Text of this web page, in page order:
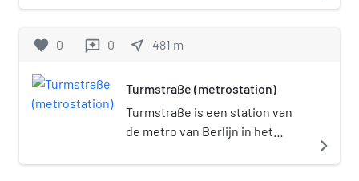
Met haar 87 meter hoge toren is
gebouw in de omgeving.
favorite 0 reviews 0 near_me 481 m
Turmstraße (metrostation)
Turmstraße is een station van
de metro van Berlijn in het
metrostation bevindt zich onder
navigate_next